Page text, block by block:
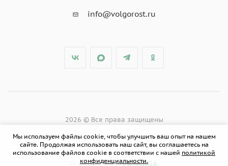
info@volgorost.ru
2026 © Все права защищены
Разработано в PR-VOLGA
Мы используем файлы cookie, чтобы улучшить ваш опыт на нашем
сайте. Продолжая использовать наш сайт, вы соглашаетесь на
использование файлов cookie в соответствии с нашей политикой
конфиденциальности.